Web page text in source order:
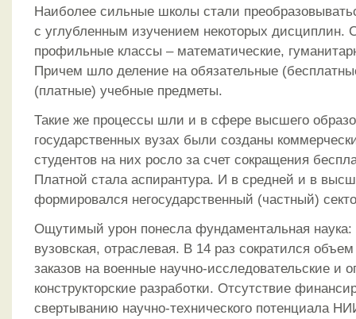
Наиболее сильные школы стали
с углубленным изучением некоторых дисциплин.
профильные классы – математические,
Причем шло деление на обязательные
(платные) учебные предметы.
Такие же процессы шли и в сфере высшего
государственных вузах были созданы
студентов на них росло за счет сокращения
Платной стала аспирантура. И в средней и в
формировался негосударственный (частный)
Ощутимый урон понесла фундаментальная наука:
вузовская, отраслевая. В 14 раз сократился
заказов на военные научно-исследовательские и
конструкторские разработки. Отсутствие
свертыванию научно-технического потенциала